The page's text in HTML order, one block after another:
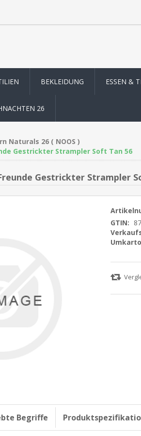
BEKLEIDUNG ESSEN &
26
Naturals 26 ( NOOS )
Gestrickter Strampler Soft Tan 56
Gestrickter Strampler
GTIN:
Begriffe